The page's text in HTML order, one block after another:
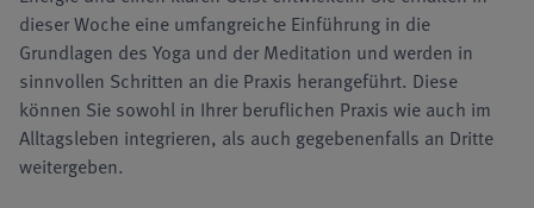
dieser Woche eine umfangreiche Einführung in die
Grundlagen des Yoga und der Meditation und werden in
sinnvollen Schritten an die Praxis herangeführt. Diese
können Sie sowohl in Ihrer beruflichen Praxis wie auch im
Alltagsleben integrieren, als auch gegebenenfalls an Dritte
weitergeben.